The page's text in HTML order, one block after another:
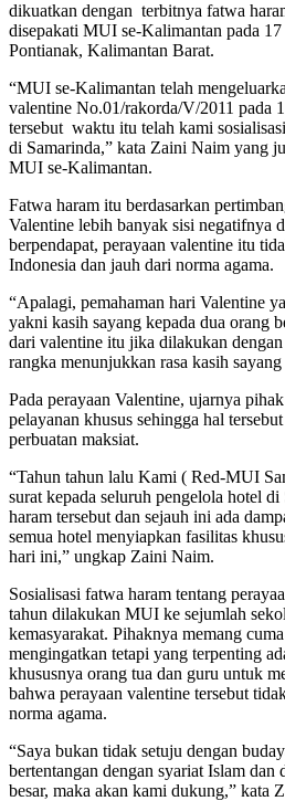
dikuatkan dengan terbitnya fatwa
disepakati MUI se-Kalimantan pada
Pontianak, Kalimantan Barat.
“MUI se-Kalimantan telah
valentine No.01/rakorda/V/2011 pada
tersebut waktu itu telah kami
di Samarinda,” kata Zaini Naim yang
MUI se-Kalimantan.
Fatwa haram itu berdasarkan
Valentine lebih banyak sisi negatifnya
berpendapat, perayaan valentine itu
Indonesia dan jauh dari norma agama.
“Apalagi, pemahaman hari Valentine
yakni kasih sayang kepada dua orang
dari valentine itu jika dilakukan
rangka menunjukkan rasa kasih
Pada perayaan Valentine, ujarnya
pelayanan khusus sehingga hal
perbuatan maksiat.
“Tahun tahun lalu Kami ( Red-MUI
surat kepada seluruh pengelola hotel
haram tersebut dan sejauh ini ada
semua hotel menyiapkan fasilitas
hari ini,” ungkap Zaini Naim.
Sosialisasi fatwa haram tentang
tahun dilakukan MUI ke sejumlah
kemasyarakat. Pihaknya memang
mengingatkan tetapi yang terpenting
khususnya orang tua dan guru untuk
bahwa perayaan valentine tersebut
norma agama.
“Saya bukan tidak setuju dengan
bertentangan dengan syariat Islam
besar, maka akan kami dukung,” kata